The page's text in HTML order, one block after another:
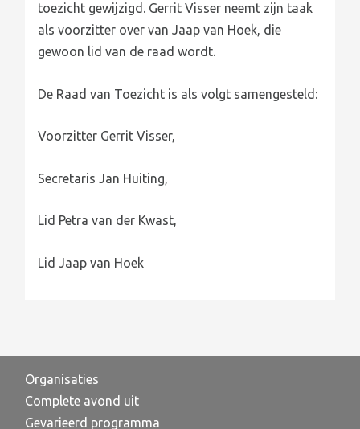
toezicht gewijzigd. Gerrit Visser neemt zijn taak
als voorzitter over van Jaap van Hoek, die
gewoon lid van de raad wordt.
De Raad van Toezicht is als volgt samengesteld:
Voorzitter Gerrit Visser,
Secretaris Jan Huiting,
Lid Petra van der Kwast,
Lid Jaap van Hoek
Organisaties
Complete avond uit
Gevarieerd programma